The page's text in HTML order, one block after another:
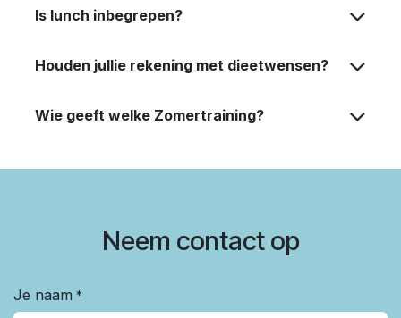
Is lunch inbegrepen?
Houden jullie rekening met dieetwensen?
Wie geeft welke Zomertraining?
Neem contact op
Je naam *